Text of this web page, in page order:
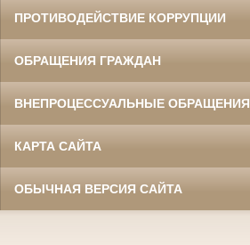
ПРОТИВОДЕЙСТВИЕ КОРРУПЦИИ
ОБРАЩЕНИЯ ГРАЖДАН
ВНЕПРОЦЕССУАЛЬНЫЕ ОБРАЩЕНИЯ
КАРТА САЙТА
ОБЫЧНАЯ ВЕРСИЯ САЙТА